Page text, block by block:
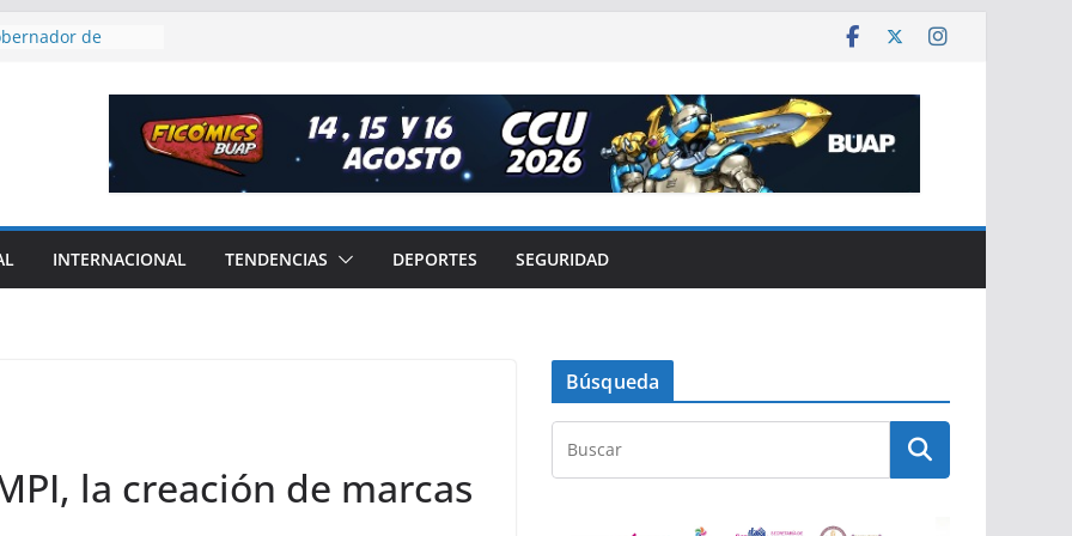
de
BUAP
trabajos
bulevar Héroes
INTERNACIONAL TENDENCIAS DEPORTES SEGURIDAD
la creación de marcas
Búsqueda